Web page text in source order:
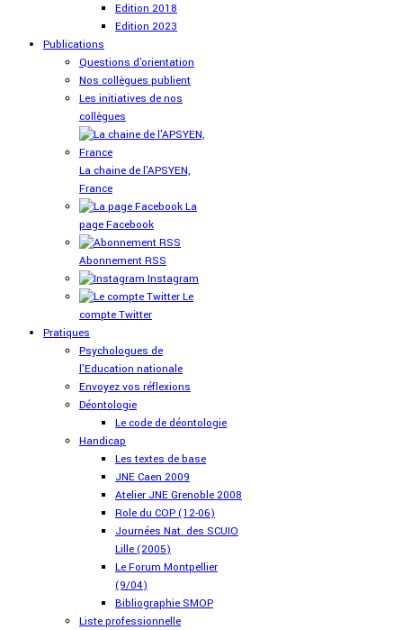
Edition 2018
Edition 2023
Publications
Questions d'orientation
Nos collègues publient
Les initiatives de nos
collègues
La chaine de l'APSYEN,
France
La
page Facebook
Abonnement RSS
Instagram
Le
compte Twitter
Pratiques
Psychologues de
l'Education nationale
Envoyez vos réflexions
Déontologie
Le code de déontologie
Handicap
Les textes de base
JNE Caen 2009
Atelier JNE Grenoble 2008
Role du COP (12-06)
Journées Nat. des SCUIO
Lille (2005)
Le Forum Montpellier
(9/04)
Bibliographie SMOP
Liste professionnelle